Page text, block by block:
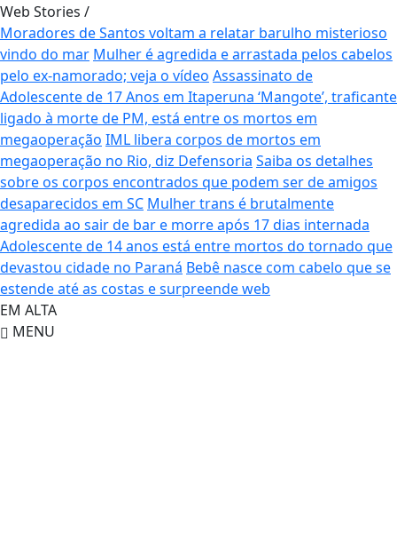
Web Stories /
Moradores de Santos voltam a relatar barulho misterioso
vindo do mar Mulher é agredida e arrastada pelos cabelos
pelo ex-namorado; veja o vídeo Assassinato de
Adolescente de 17 Anos em Itaperuna ‘Mangote’, traficante
ligado à morte de PM, está entre os mortos em
megaoperação IML libera corpos de mortos em
megaoperação no Rio, diz Defensoria Saiba os detalhes
sobre os corpos encontrados que podem ser de amigos
desaparecidos em SC Mulher trans é brutalmente
agredida ao sair de bar e morre após 17 dias internada
Adolescente de 14 anos está entre mortos do tornado que
devastou cidade no Paraná Bebê nasce com cabelo que se
estende até as costas e surpreende web
EM ALTA
MENU